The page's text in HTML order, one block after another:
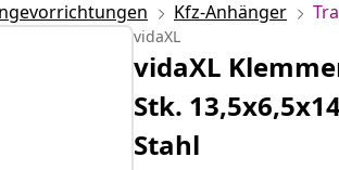
Kfz-Anhänger
vidaXL
vidaXL
Stk.
Stahl